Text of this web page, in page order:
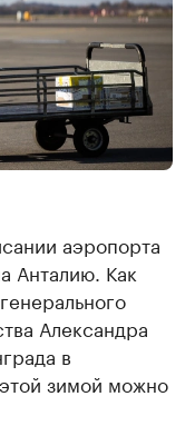
аэропорта
Анталию. Как
Александра
в
зимой можно